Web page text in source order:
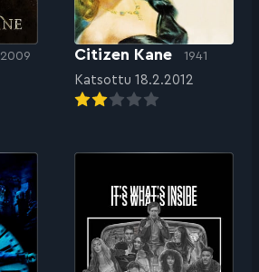
2009 Citizen Kane 1941
Katsottu 18.2.2012